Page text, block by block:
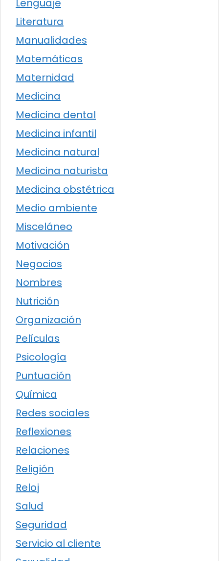
Lenguaje
Literatura
Manualidades
Matemáticas
Maternidad
Medicina
Medicina dental
Medicina infantil
Medicina natural
Medicina naturista
Medicina obstétrica
Medio ambiente
Misceláneo
Motivación
Negocios
Nombres
Nutrición
Organización
Películas
Psicología
Puntuación
Química
Redes sociales
Reflexiones
Relaciones
Religión
Reloj
Salud
Seguridad
Servicio al cliente